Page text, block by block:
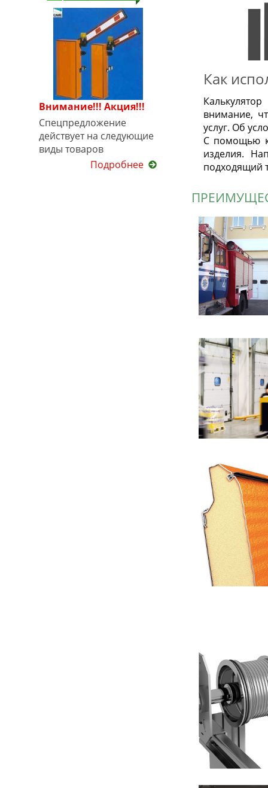
Внимание!!! Акция!!!
Спецпредложение
действует на следующие
виды товаров
Подробнее
Как
внимание,
услуг. Об
С помощью
изделия.
подходящий